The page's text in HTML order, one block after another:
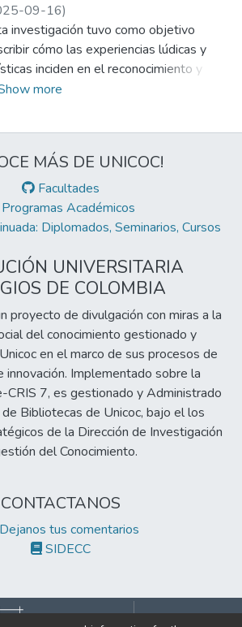
09-16)
Cañón, Mariana del Pilar;
Cubides, David Santiago;
Fernández, David Mauricio
investigación tuvo como objetivo
cómo las experiencias lúdicas y
inciden en el reconocimiento y
emocional en niños y niñas de 3 a
bajo un enfoque cualitativo con
exploratorio-descriptivo. Se
técnicas de observación a los
y entrevistas
a dos docentes,
con 26 niños, empleando
como cuentos ilustrados,
simbólico.
resultados evidenciaron que las
artísticas favorecen el
de emociones básicas como
tristeza, miedo, ira y asco, y
habilidades de autorregulación
así como la empatía y la
en la conducta emocional de los
investigación se fundamentó en teorías
múltiples (Gardner), el
social (Bandura), el desarrollo
more
MÁS DE UNICOC!
Facultades
Académicos
Diplomados, Seminarios, Cursos
UNIVERSITARIA
DE COLOMBIA
proyecto de divulgación con miras a la
del conocimiento gestionado y
en el marco de sus procesos de
innovación. Implementado sobre la
CRIS 7, es gestionado y Administrado
Bibliotecas de Unicoc, bajo el los
de la Dirección de Investigación
del Conocimiento.
CONTACTANOS
tus comentarios
SIDECC